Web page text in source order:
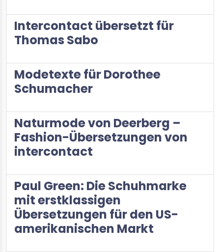
Intercontact übersetzt für
Thomas Sabo
Modetexte für Dorothee
Schumacher
Naturmode von Deerberg –
Fashion-Übersetzungen von
intercontact
Paul Green: Die Schuhmarke
mit erstklassigen
Übersetzungen für den US-
amerikanischen Markt